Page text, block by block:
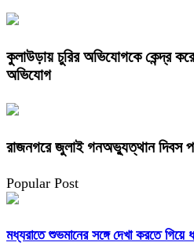
কুলাউড়ায় চুরির অভিযোগকে কেন্দ্র
অভিযোগ
রাজনগরে জুলাই গনঅভ্যুত্থান দিবস
Popular Post
মধ্যরাতে শুভমানের সঙ্গে দেখা করতে